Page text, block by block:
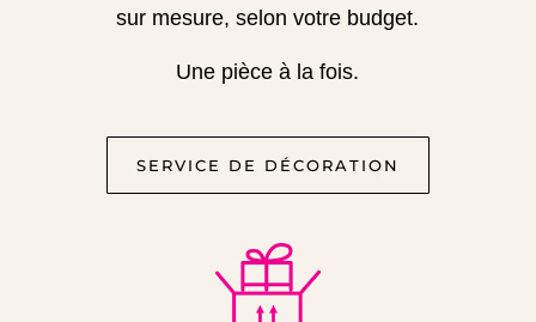
sur mesure, selon votre budget.
Une pièce à la fois.
SERVICE DE DÉCORATION